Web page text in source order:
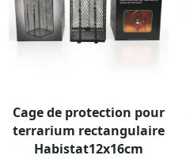
Cage de protection pour
terrarium rectangulaire
Habistat12x16cm